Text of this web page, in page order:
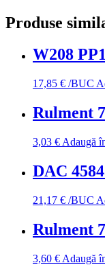
Produse
W208
17,85 € /BUC
Rulment
3,03 € Adaugă
DAC
21,17 € /BUC
Rulment
3,60 € Adaugă